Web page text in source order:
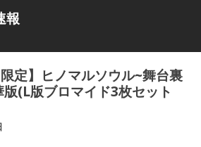
報
定】ヒノマルソウル~舞台裏
(L版ブロマイド3枚セット